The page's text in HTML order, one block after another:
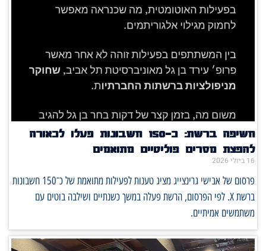
חשיפה ברשת: כ־150 חשבונות פעלו לכאורה
להפצת מסרים פוליטיים מתואמים
16 ביולי 2026
פרסום של אבישי גרינצייג מציג טענות לפעילות מתואמת של כ־150 חשבונות
ברשת X. לפי הפרסום, הרשת פעלה במשך כשנתיים ושילבה בוטים עם
משתמשים אמיתיים.